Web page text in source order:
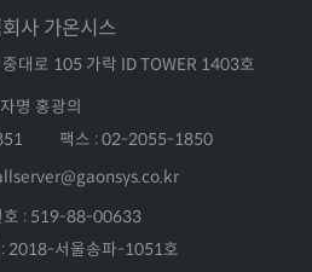
사 가온시스
대로 105 가락 ID TOWER 1403호
명 홍광의
팩스 : 02-2055-1850
호 : 519-88-00633
2018-서울송파-1051호